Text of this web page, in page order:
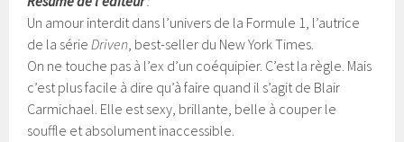
Un amour interdit dans l’univers de la Formule 1, l’autrice
de la sérieDriven, best-seller du New York Times.
On ne touche pas à l’ex d’un coéquipier. C’est la règle. Mais
c’est plus facile à dire qu’à faire quand il s’agit de Blair
Carmichael. Elle est sexy, brillante, belle à couper le
souffle et absolument inaccessible.